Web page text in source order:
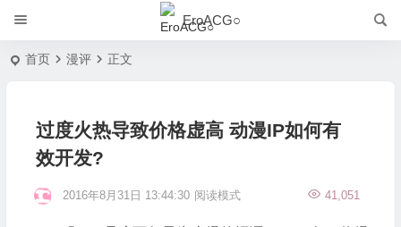
EroACG○
首页 漫评 正文
过度火热导致价格虚高 动漫IP如何有
效开发?
2016年8月31日 13:44:30 41,051
阅读模式